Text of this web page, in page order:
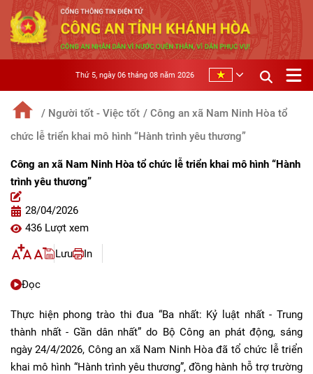
Thứ 5, ngày 06 tháng 08 năm 2026
/ Người tốt - Việc tốt / Công an xã Nam Ninh Hòa tổ
chức lễ triển khai mô hình “Hành trình yêu thương”
Công an xã Nam Ninh Hòa tổ chức lễ triển khai mô hình “Hành
trình yêu thương”
28/04/2026
436 Lượt xem
Lưu In
Đọc
Thực hiện phong trào thi đua “Ba nhất: Kỷ luật nhất - Trung
thành nhất - Gần dân nhất” do Bộ Công an phát động, sáng
ngày 24/4/2026, Công an xã Nam Ninh Hòa đã tổ chức lễ triển
khai mô hình “Hành trình yêu thương”, đồng hành hỗ trợ trường